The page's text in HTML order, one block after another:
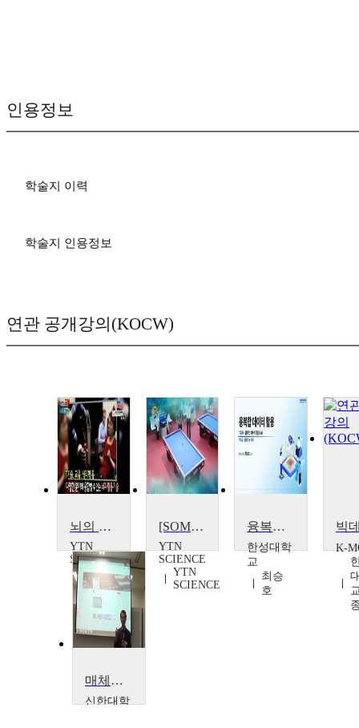
인용정보
학술지 이력
학술지 인용정보
연관 공개강의(KOCW)
뇌의 목소리, 뇌파
YTN
SCIENCE
YTN
SCIENCE
[SOM] 섬세한 기술과 과학 원리, 당구 큐와 당구공
YTN
SCIENCE
YTN
SCIENCE
융복합 데이터 활용
한성대학
교
최승
호
K-
매체활용 융복합 수업 사례(전문대학교수학습발전협의회 특강)
신한대학